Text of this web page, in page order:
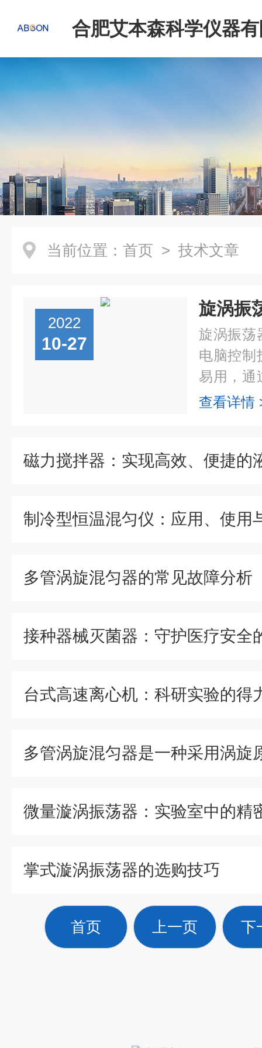
合肥艾本森科学仪器
当前位置： 首页 > 技术文章
2022
10-27
旋涡振荡
电脑控制
易用，通
绵，能够
查看详情
磁力搅拌器：实现高效、便捷的
制冷型恒温混匀仪：应用、使用
多管涡旋混匀器的常见故障分析
台式高速离心机：科研实验的得
微量漩涡振荡器：实验室中的精
掌式漩涡振荡器的选购技巧
首页 上一页 下